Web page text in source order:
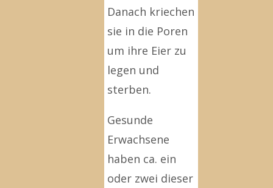
Danach kriechen
sie in die Poren
um ihre Eier zu
legen und
sterben.
Gesunde
Erwachsene
haben ca. ein
oder zwei dieser